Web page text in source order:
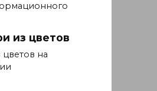
из цветов
цветов на